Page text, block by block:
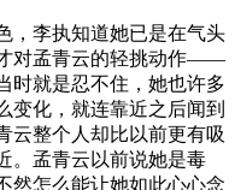
，李执知道她已是在气头
对孟青云的轻挑动作——
时就是忍不住，她也许多
变化，就连靠近之后闻到
云整个人却比以前更有吸
。孟青云以前说她是毒
然怎么能让她如此心心念